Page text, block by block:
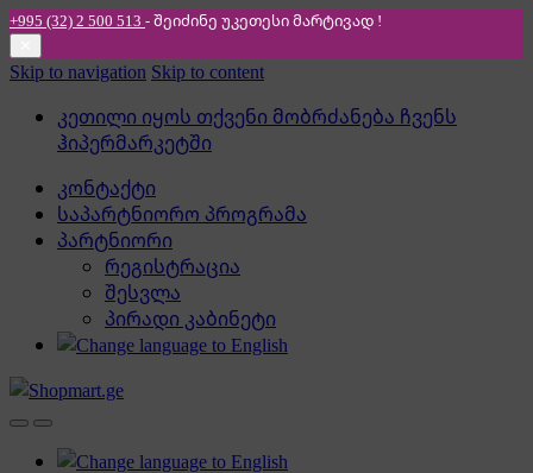
+995 (32) 2 500 513 - შეიძინე უკეთესიმარტივად !
Skip to navigation Skip to content
კეთილი იყოს თქვენი მობრძანება ჩვენს
ჰიპერმარკეტში
კონტაქტი
საპარტნიორო პროგრამა
პარტნიორი
რეგისტრაცია
შესვლა
პირადი კაბინეტი